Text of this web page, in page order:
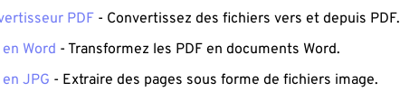
PDF - Convertissez des fichiers vers et depuis PDF.
en Word - Transformez les PDF en documents Word.
en JPG - Extraire des pages sous forme de fichiers image.